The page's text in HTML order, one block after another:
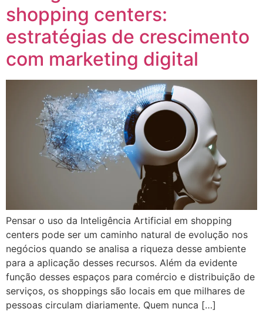
shopping centers:
estratégias de crescimento
com marketing digital
Pensar o uso da Inteligência Artificial em shopping
centers pode ser um caminho natural de evolução nos
negócios quando se analisa a riqueza desse ambiente
para a aplicação desses recursos. Além da evidente
função desses espaços para comércio e distribuição de
serviços, os shoppings são locais em que milhares de
pessoas circulam diariamente. Quem nunca […]